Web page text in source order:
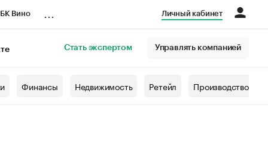
Вино Личный кабинет
Стать экспертом Управлять компанией
Финансы Недвижимость Ретейл Производство